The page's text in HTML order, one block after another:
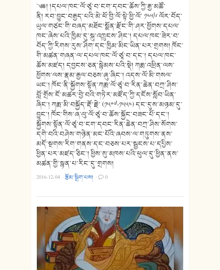
༄༅། །དཔལ་ཁང་ལོ་ཙཱ་བ་ངག་དབང་ཆོས་ཀྱི་རྒྱ་མཚོ་
ནི། རབ་བྱུང་བརྒྱད་པའི་མེ་ཕོ་བྱི་ལོ་སྟེ་ཕྱི་ལོ་ ༡༤༥༦ ལོར་བོད་
ཡུལ་གཙང་གི་བཞད་མཐོང་སྨོན་རྫོང་གི་ཤར་ཕྱོགས་དཔལ་
ཁང་ཞེས་པའི་ཁྱིམ་དུ་སྐུ་འཁྲུངས་ཤིང་། དཔལ་ཁང་ཟེར་བ་
བོད་ཀྱི་རིགས་རུས་ཤིག་དང་ཁྱིམ་མིང་ཡིན་པར་གྲགས། ཁོང་
གི་མཚན་གཞན་ལ་དཔལ་ཁང་ལོ་ཙཱ་བ་དང༌། དཔལ་ཁང་
ཆོས་མཛད། དབྱངས་ཅན་སྙེམས་པའི་སྡེ། ཀརྨ་འཕྲིན་ལས་
ཕྱོགས་ལས་རྣམ་རྒྱལ་བཅས་ཞུ་ཞིང་། འདས་ལོ་མི་གསལ་
ཡང༌། ཁོང་ནི་སྐྱོགས་སྟོན་ཀརྨ་ལོ་ཙཱ་བ་རིན་ཆེན་བཀྲ་ཤིས་
བློ་གྲོས་ངོ་མཚར་བྱེ་བའི་གཏེར་མཛོད་ཀྱི་དངོས་སློབ་ཡིན་
ཞིང་། ཀརྨ་མི་བསྐྱོད་རྡོ་རྗེ་ (༡༥༠༧-༡༥༥༤) དང་དུས་མཉམ་དུ་
བྱུང་། ཁོང་གིས་ཞ་ལུ་ལོ་ཙཱ་བ་ཆོས་སྐྱོང་བཟང་པོ་དང༌།
སྐྱོགས་སྟོན་ལོ་ཙཱ་བ་ངག་དབང་རིན་ཆེན་བཀྲ་ཤིས་སོགས་
དགེ་བའི་བཤེས་གཉེན་མང་པོའི་ཞབས་ལ་གཏུགས་ནས་
མདོ་སྔགས་རིག་གནས་དང་བཅས་པར་སྦྱངས་པ་དཔྱིས་
ཕྱིན་པར་མཛད་ཅིང་། ཕྱིས་སུ་མཁས་པའི་ཕུལ་དུ་ཕྱིན་ནས་
མཚན་གྱི་སྙན་པ་རིང་དུ་གྲགས།
2016-12-04 ·རྩོམ་སྒྲིག་པས། · 0